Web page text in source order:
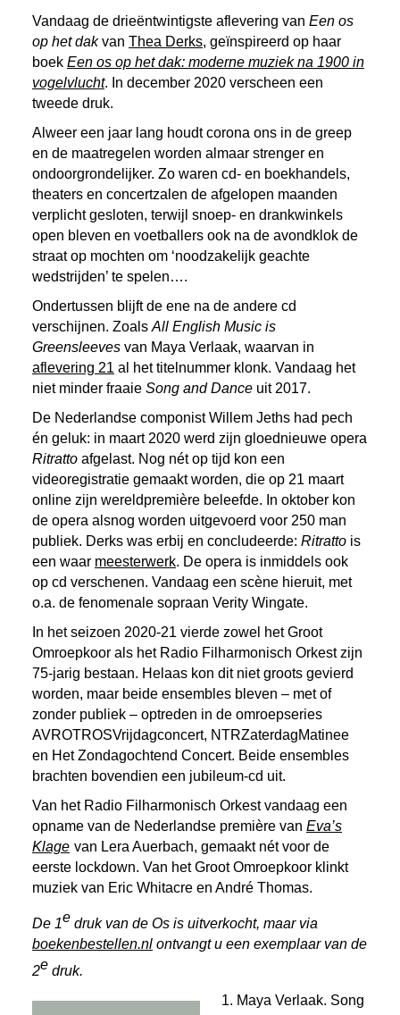
Vandaag de drieëntwintigste aflevering van Een os
op het dakvan Thea Derks, geïnspireerd op haar
boek Een os op het dak: moderne muziek na 1900 in
vogelvlucht. In december 2020 verscheen een
tweede druk.
Alweer een jaar lang houdt corona ons in de greep
en de maatregelen worden almaar strenger en
ondoorgrondelijker. Zo waren cd- en boekhandels,
theaters en concertzalen de afgelopen maanden
verplicht gesloten, terwijl snoep- en drankwinkels
open bleven en voetballers ook na de avondklok de
straat op mochten om ‘noodzakelijk geachte
wedstrijden’ te spelen….
Ondertussen blijft de ene na de andere cd
verschijnen. Zoals All English Music is
Greensleeves van Maya Verlaak, waarvan in
aflevering 21 al het titelnummer klonk. Vandaag het
niet minder fraaie Song and Dance uit 2017.
De Nederlandse componist Willem Jeths had pech
én geluk: in maart 2020 werd zijn gloednieuwe opera
Ritratto afgelast. Nog nét op tijd kon een
videoregistratie gemaakt worden, die op 21 maart
online zijn wereldpremière beleefde. In oktober kon
de opera alsnog worden uitgevoerd voor 250 man
publiek. Derks was erbij en concludeerde: Ritratto is
een waar meesterwerk. De opera is inmiddels ook
op cd verschenen. Vandaag een scène hieruit, met
o.a. de fenomenale sopraan Verity Wingate.
In het seizoen 2020-21 vierde zowel het Groot
Omroepkoor als het Radio Filharmonisch Orkest zijn
75-jarig bestaan. Helaas kon dit niet groots gevierd
worden, maar beide ensembles bleven – met of
zonder publiek – optreden in de omroepseries
AVROTROSVrijdagconcert, NTRZaterdagMatinee
en Het Zondagochtend Concert. Beide ensembles
brachten bovendien een jubileum-cd uit.
Van het Radio Filharmonisch Orkest vandaag een
opname van de Nederlandse première van Eva’s
Klage van Lera Auerbach, gemaakt nét voor de
eerste lockdown. Van het Groot Omroepkoor klinkt
muziek van Eric Whitacre en André Thomas.
De 1e druk van de Os is uitverkocht, maar via
boekenbestellen.nl ontvangt u een exemplaar van de
2e druk.
1. Maya Verlaak. Song